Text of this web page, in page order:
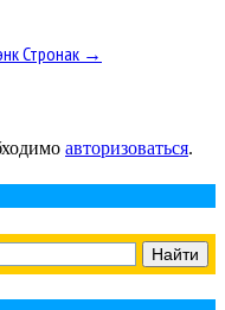
Стронак →
авторизоваться.